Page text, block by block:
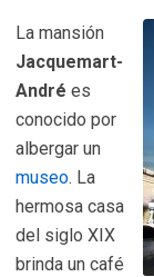
La mansión
Jacquemart-
André es
conocido por
albergar un
museo. La
hermosa casa
del siglo XIX
brinda un café